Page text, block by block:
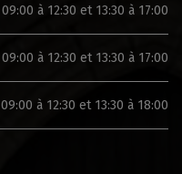
09:00 à 12:30 et 13:30 à 17:00
09:00 à 12:30 et 13:30 à 17:00
09:00 à 12:30 et 13:30 à 18:00